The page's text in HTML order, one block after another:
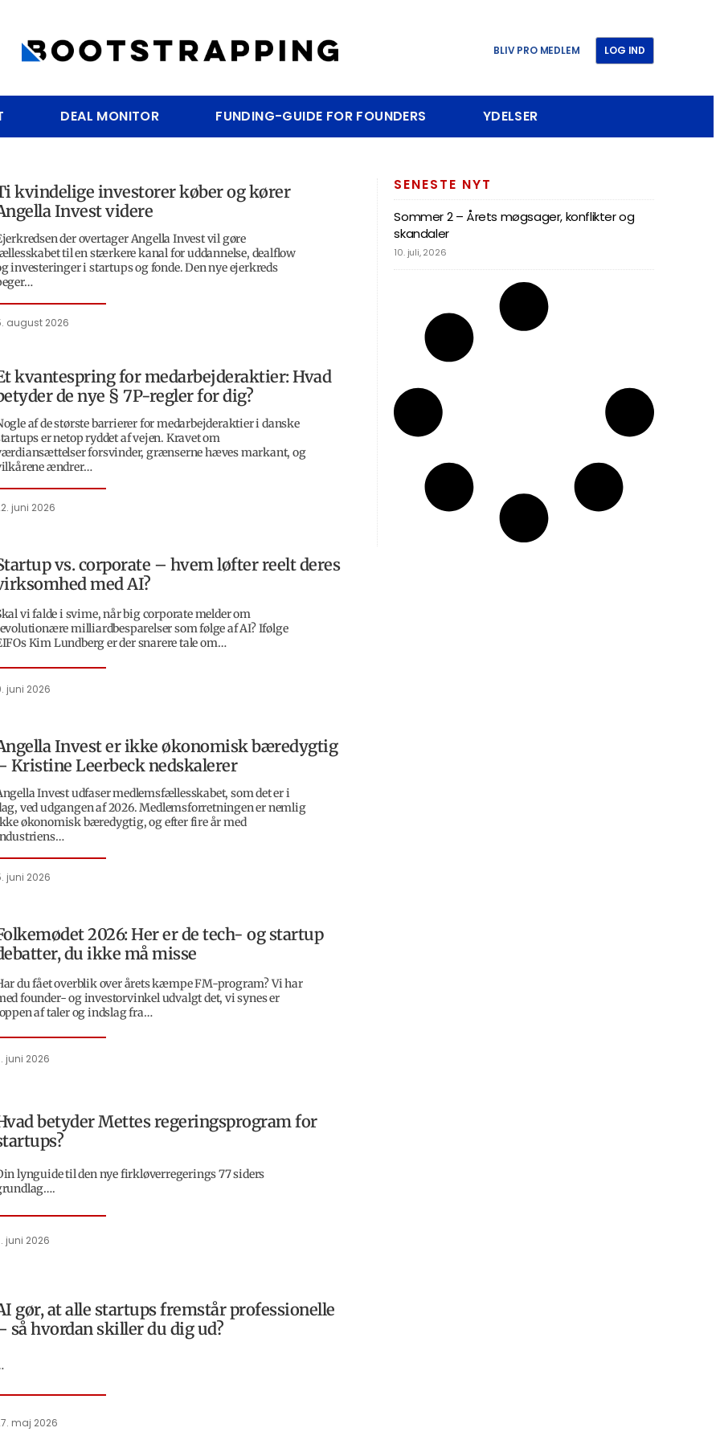
BLIV PRO MEDLEM LOG IND
DEAL MONITOR FUNDING-GUIDE FOR FOUNDERS YDELSER
kvindelige investorer køber og kører
Invest videre
der overtager Angella Invest vil gøre
til en stærkere kanal for uddannelse, dealflow
investeringer i startups og fonde. Den nye ejerkreds
august 2026
kvantespring for medarbejderaktier: Hvad
de nye § 7P-regler for dig?
af de største barrierer for medarbejderaktier i danske
er netop ryddet af vejen. Kravet om
forsvinder, grænserne hæves markant, og
ændrer…
juni 2026
vs. corporate – hvem løfter reelt deres
med AI?
vi falde i svime, når big corporate melder om
milliardbesparelser som følge af AI? Ifølge
Kim Lundberg er der snarere tale om…
juni 2026
Invest er ikke økonomisk bæredygtig
Kristine Leerbeck nedskalerer
Invest udfaser medlemsfællesskabet, som det er i
ved udgangen af 2026. Medlemsforretningen er nemlig
økonomisk bæredygtig, og efter fire år med
juni 2026
2026: Her er de tech- og startup
du ikke må misse
du fået overblik over årets kæmpe FM-program? Vi har
founder- og investorvinkel udvalgt det, vi synes er
af taler og indslag fra…
juni 2026
betyder Mettes regeringsprogram for
lynguide til den nye firkløverregerings 77 siders
juni 2026
gør, at alle startups fremstår professionelle
så hvordan skiller du dig ud?
maj 2026
SENESTE NYT
Sommer 2 – Årets møgsager, konflikter og
skandaler
10. juli, 2026